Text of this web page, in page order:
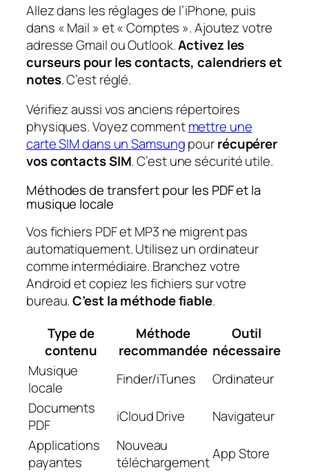
Allez dans les réglages de l’iPhone, puis
dans « Mail » et « Comptes ». Ajoutez votre
adresse Gmail ou Outlook.Activez les
curseurs pour les contacts, calendriers et
notes. C’est réglé.
Vérifiez aussi vos anciens répertoires
physiques. Voyez commentmettre une
carte SIM dans un Samsungpourrécupérer
vos contacts SIM. C’est une sécurité utile.
Méthodes de transfert pour les PDF et la
musique locale
Vos fichiers PDF et MP3 ne migrent pas
automatiquement. Utilisez un ordinateur
comme intermédiaire. Branchez votre
Android et copiez les fichiers sur votre
bureau.C’est la méthode fiable.
Type de
contenu
Méthode
recommandée
Outil
nécessaire
Musique
locale
Finder/iTunes
Ordinateur
Documents
PDF
iCloud Drive
Navigateur
Applications
payantes
Nouveau
téléchargementApp Store